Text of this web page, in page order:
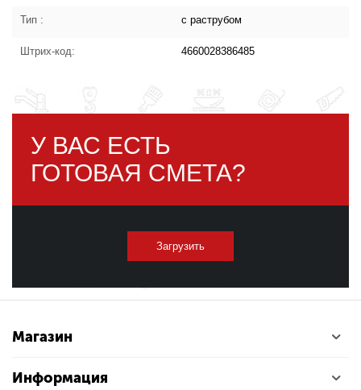
Тип : с раструбом
Штрих-код: 4660028386485
У ВАС ЕСТЬ
ГОТОВАЯ СМЕТА?
Загрузить
Магазин
Информация